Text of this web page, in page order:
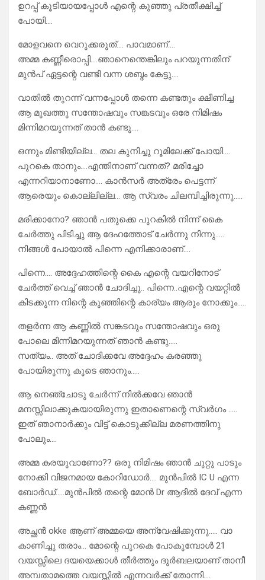
ഉറപ്പ് കൂടിയായപ്പോൾ എന്റെ കുഞ്ഞു പ്രതീക്ഷിച്ച്
പോയി….
മോളവനെ വെറുക്കരുത്…. പാവമാണ്….
അമ്മ കണ്ണീരൊപ്പി….ഞാനെന്തെങ്കിലും പറയുന്നതിന്
മുൻപ് ഏട്ടന്റെ വണ്ടി വന്ന ശബ്ദം കേട്ടു….
വാതിൽ തുറന്ന് വന്നപ്പോൾ തന്നെ കണ്ടതും ക്ഷീണിച്ച
ആ മുഖത്തു സന്തോഷവും സങ്കടവും ഒരേ നിമിഷം
മിന്നിമറയുന്നത് താൻ കണ്ടു….
ഒന്നും മിണ്ടിയില്ല… തല കുനിച്ചു റൂമിലേക്ക് പോയി….
പുറകെ താനും….എന്തിനാണ് വന്നത്? മരിച്ചോ
എന്നറിയാനാണോ…. കാൻസർ അത്രേം പെട്ടന്ന്
ആരെയും കൊല്ലില്ല… ആ സ്വരം ചിലമ്പിച്ചിരുന്നു…..
മരിക്കാനോ? ഞാൻ പതുക്കെ പുറകിൽ നിന്ന് കൈ
ചേർത്തു പിടിച്ചു ആ ദേഹത്തോട് ചേർന്നു നിന്നു…..
നിങ്ങൾ പോയാൽ പിന്നെ എനിക്കാരാണ്….
പിന്നെ…. അദ്ദേഹത്തിന്റെ കൈ എന്റെ വയറിനോട്
ചേർത്ത് വെച്ച് ഞാൻ ചോദിച്ചു.. പിന്നെ..എന്റെ വയറ്റിൽ
കിടക്കുന്ന നിന്റെ കുഞ്ഞിന്റെ കാര്യം ആരും നോക്കും…..
തളർന്ന ആ കണ്ണിൽ സങ്കടവും സന്തോഷവും ഒരു
പോലെ മിന്നിമറയുന്നത് ഞാൻ കണ്ടു…..
സത്യം.. അത് ചോദിക്കവേ അദ്ദേഹം കരഞ്ഞു
പോയിരുന്നു കൂടെ ഞാനും…..
ആ നെഞ്ചോടു ചേർന്ന് നിൽക്കവേ ഞാൻ
മനസ്സിലാക്കുകയായിരുന്നു ഇതാണെന്റെ സ്വർഗം …..
ഇത് ഞാനാർക്കും വിട്ട് കൊടുക്കില്ല മരണത്തിനു
പോലും….
അമ്മ കരയുവാണോ?? ഒരു നിമിഷം ഞാൻ ചുറ്റു പാടും
നോക്കി വിജനമായ കോറിഡോർ…. മുൻപിൽ IC U എന്ന
ബോർഡ്‌…..മുൻപിൽ തന്റെ മോൻ Dr ആദിൽ ദേവ് എന്ന
കണ്ണൻ
അച്ഛൻ okke ആണ് അമ്മയെ അന്വേഷിക്കുന്നു….. വാ
കാണിച്ചു തരാം… മോന്റെ പുറകെ പോകുമ്പോൾ 21
വയസ്സിലെ ദയയെക്കാൾ തീർത്തും ദുർബലയാണ് താനീ
അമ്പതാമത്തെ വയസ്സിൽ എന്നവർക്ക് തോന്നി….